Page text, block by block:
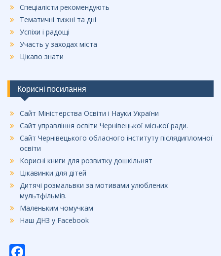
Спеціалісти рекомендують
Тематичні тижні та дні
Успіхи і радощі
Участь у заходах міста
Цікаво знати
Корисні посилання
Сайт Міністерства Освіти і Науки України
Сайт управління освіти Чернівецької міської ради.
Сайт Чернівецького обласного інституту післядипломної
освіти
Корисні книги для розвитку дошкільнят
Цікавинки для дітей
Дитячі розмальвки за мотивами улюблених
мультфільмів.
Маленьким чомучкам
Наш ДНЗ у Facebook